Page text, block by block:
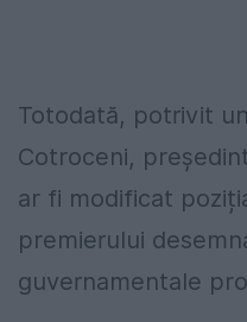
Totodată, potrivit
Cotroceni,
ar fi modificat
premierului
guvernamentale